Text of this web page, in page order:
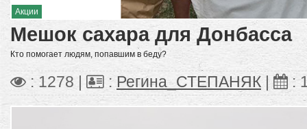
Акции
Мешок сахара для Донбасса
Кто помогает людям, попавшим в беду?
: 1278 | : Регина_СТЕПАНЯК | :